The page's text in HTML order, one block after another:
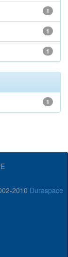
1
1
1
1
2010 Duraspace